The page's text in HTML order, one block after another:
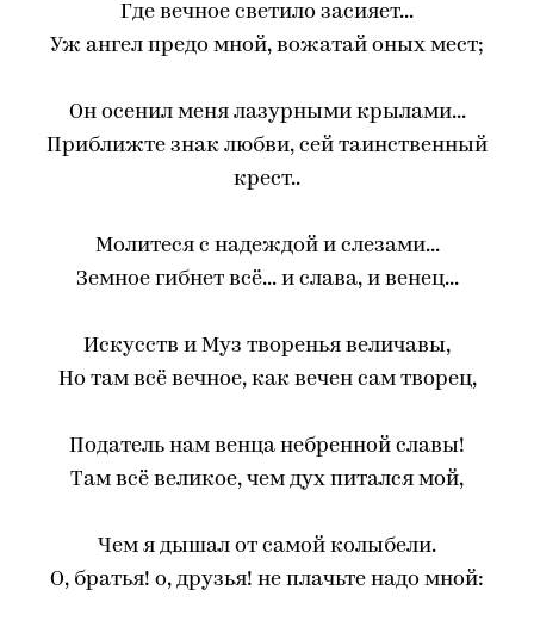
Где вечное светило засияет...
Уж ангел предо мной, вожатай оных мест;
Он осенил меня лазурными крылами...
Приближте знак любви, сей таинственный
крест..
Молитеся с надеждой и слезами...
Земное гибнет всё... и слава, и венец...
Искусств и Муз творенья величавы,
Но там всё вечное, как вечен сам творец,
Податель нам венца небренной славы!
Там всё великое, чем дух питался мой,
Чем я дышал от самой колыбели.
О, братья! о, друзья! не плачьте надо мной: